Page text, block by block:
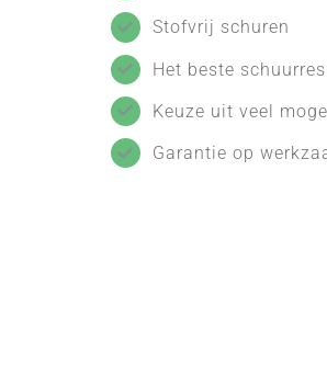
Stofvrij schuren
Het beste
Keuze uit veel
Garantie op